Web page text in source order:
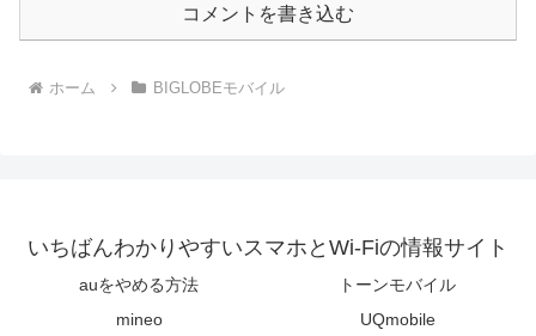
コメントを書き込む
ホーム BIGLOBEモバイル
いちばんわかりやすいスマホとWi-Fiの情報サイト
auをやめる方法
トーンモバイル
mineo
UQmobile